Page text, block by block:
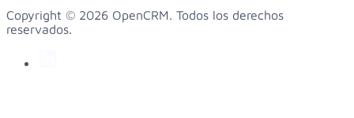
Copyright © 2026 OpenCRM. Todos los derechos
reservados.